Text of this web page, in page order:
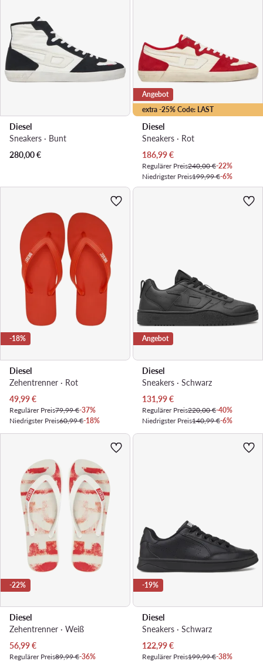
Diesel
Sneakers · Bunt
280,00€
extra -25% Code: LAST
Angebot
Diesel
Sneakers · Rot
Aktueller Preis
186,99€
Regulärer Preis240,00 €-22%
Niedrigster Preis199,99 €-6%
-18%
Diesel
Zehentrenner · Rot
Aktueller Preis
49,99€
Regulärer Preis79,99 €-37%
Niedrigster Preis60,99 €-18%
Angebot
Diesel
Sneakers · Schwarz
Aktueller Preis
131,99€
Regulärer Preis220,00 €-40%
Niedrigster Preis140,99 €-6%
-22%
Diesel
Zehentrenner · Weiß
Aktueller Preis
56,99€
Regulärer Preis89,99 €-36%
-19%
Diesel
Sneakers · Schwarz
Aktueller Preis
122,99€
Regulärer Preis199,99 €-38%